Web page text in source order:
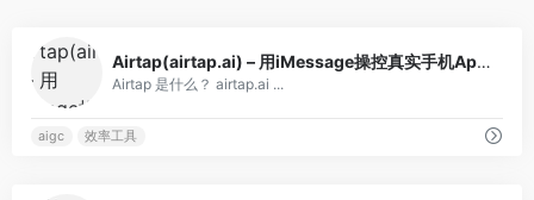
26
Jaredfromsubway亏损50万美
元：被盗资金为何又陷入MEV交易困
局？
27
PA日报 | 宇树Pre-IPO永续合约短
Airtap(airtap.ai) – 用iMessage操控真实手机App的AI Agent，微博爆款监控已验证可用
Airtap 是什么？ airtap.ai ...
aigc 效率工具